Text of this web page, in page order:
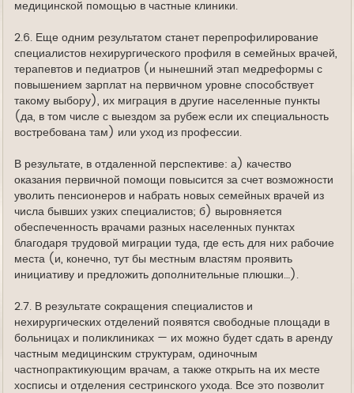
медицинской помощью в частные клиники.
2.6. Еще одним результатом станет перепрофилирование
специалистов нехирургического профиля в семейных врачей,
терапевтов и педиатров (и нынешний этап медреформы с
повышением зарплат на первичном уровне способствует
такому выбору), их миграция в другие населенные пункты
(да, в том числе с выездом за рубеж если их специальность
востребована там) или уход из профессии.
В результате, в отдаленной перспективе: а) качество
оказания первичной помощи повысится за счет возможности
уволить пенсионеров и набрать новых семейных врачей из
числа бывших узких специалистов; б) выровняется
обеспеченность врачами разных населенных пунктах
благодаря трудовой миграции туда, где есть для них рабочие
места (и, конечно, тут бы местным властям проявить
инициативу и предложить дополнительные плюшки…).
2.7. В результате сокращения специалистов и
нехирургических отделений появятся свободные площади в
больницах и поликлиниках — их можно будет сдать в аренду
частным медицинским структурам, одиночным
частнопрактикующим врачам, а также открыть на их месте
хосписы и отделения сестринского ухода. Все это позволит